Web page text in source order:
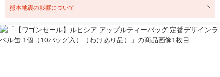
熊本地震の影響について